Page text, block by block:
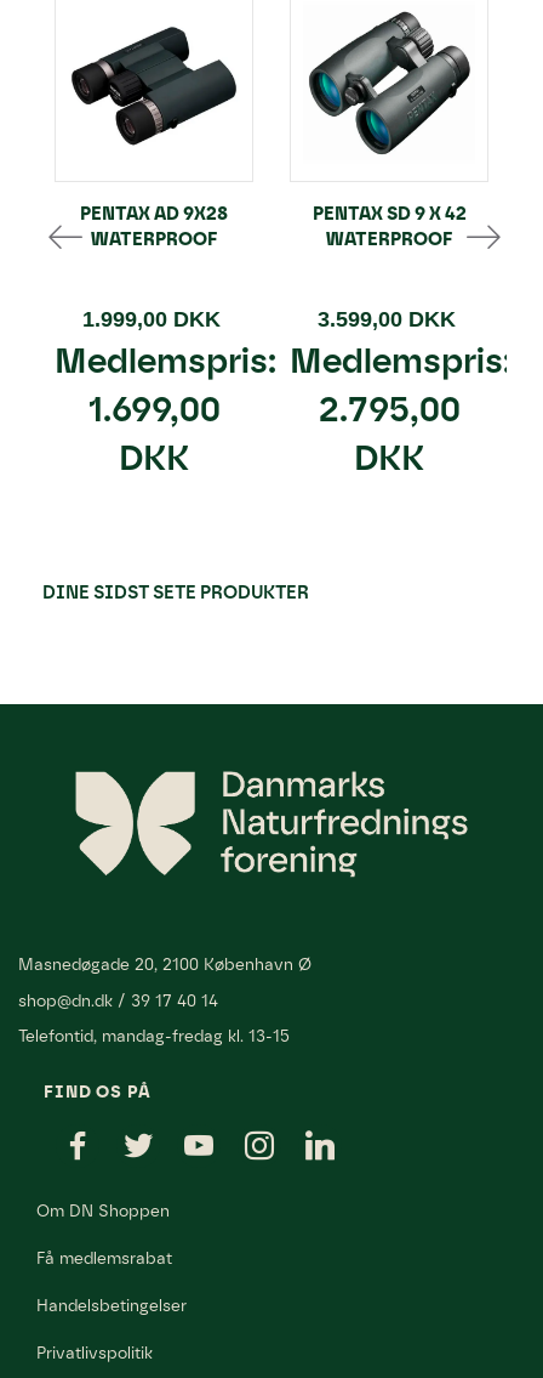
PENTAX AD 9X28
WATERPROOF
1.999,00 DKK
Medlemspris:
1.699,00
DKK
PENTAX SD 9 X 42
WATERPROOF
3.599,00 DKK
Medlemspris:
2.795,00
DKK
DINE SIDST SETE PRODUKTER
Masnedøgade 20, 2100 København Ø
shop@dn.dk / 39 17 40 14
Telefontid, mandag-fredag kl. 13-15
FIND OS PÅ
Om DN Shoppen
Få medlemsrabat
Handelsbetingelser
Privatlivspolitik